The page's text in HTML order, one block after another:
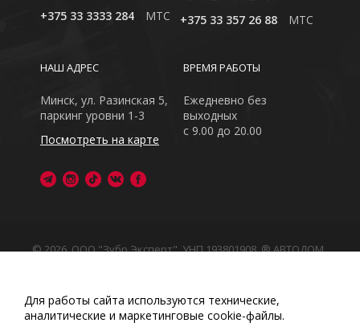
+375 33 3333 284
MTC
+375 33 357 26 88
MTC
ВРЕМЯ РАБОТЫ
Ежедневно без
выходных
с 9.00 до 20.00
НАШ АДРЕС
Минск, ул. Разинская 5,
паркинг уровни 1-3
Посмотреть на карте
© 2026, ООО "Зубр Эксперт", УНП 193801908. ® АВТОДОМ
Обращаем Ваше внимание на то, что данный интернет-
сайт носит исключительно информационный характер
Любое использование либо копирование материалов
Для работы сайта используются технические,
аналитические и маркетинговые сооkіе-файлы.